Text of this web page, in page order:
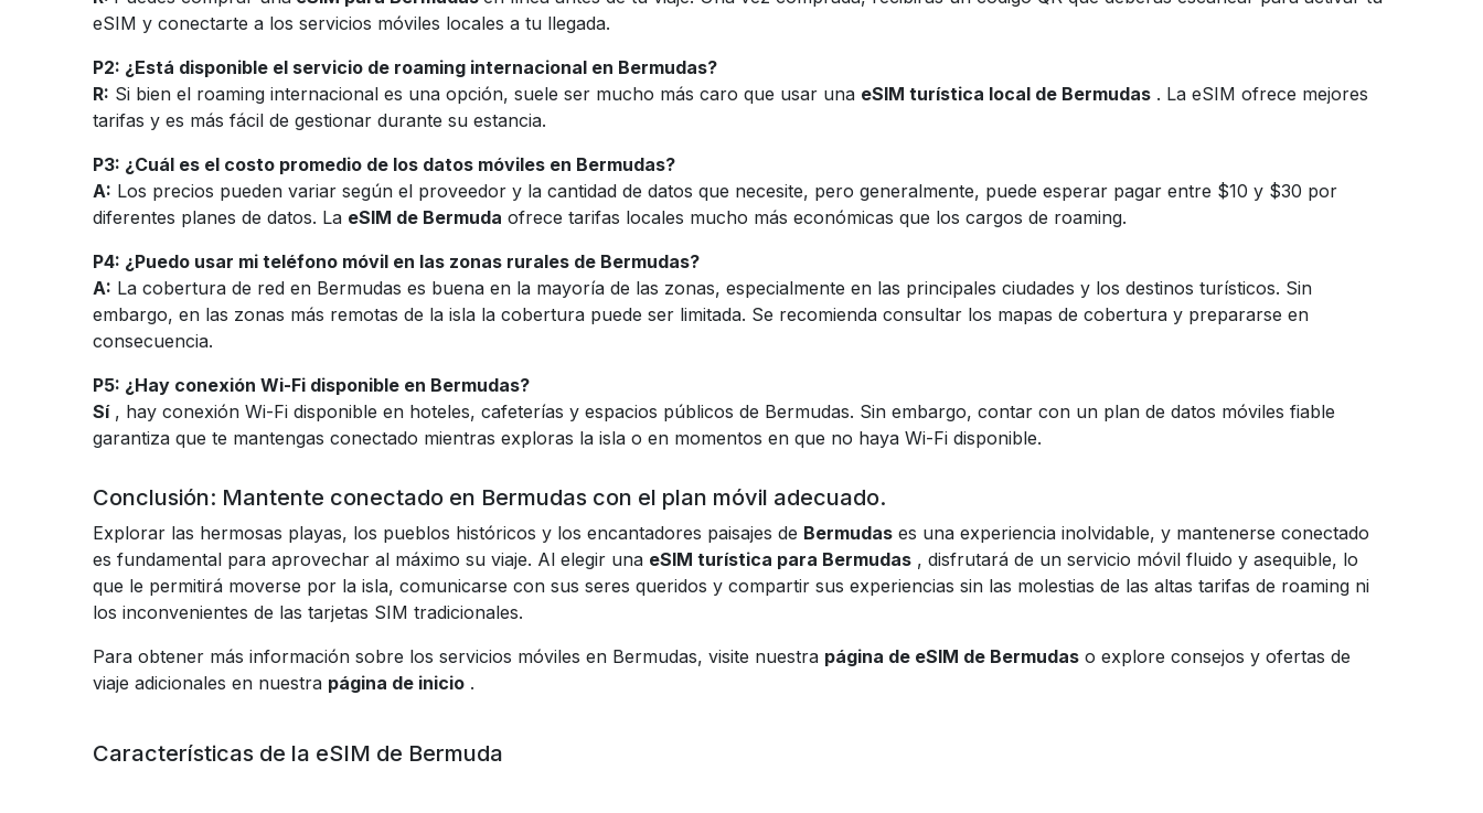
eSIM y conectarte a los servicios móviles locales a tu llegada.
P2: ¿Está disponible el servicio de roaming internacional en Bermudas?
R: Si bien el roaming internacional es una opción, suele ser mucho más caro que usar una eSIM turística local de Bermudas . La eSIM ofrece mejores
tarifas y es más fácil de gestionar durante su estancia.
P3: ¿Cuál es el costo promedio de los datos móviles en Bermudas?
A: Los precios pueden variar según el proveedor y la cantidad de datos que necesite, pero generalmente, puede esperar pagar entre $10 y $30 por
diferentes planes de datos. La eSIM de Bermuda ofrece tarifas locales mucho más económicas que los cargos de roaming.
P4: ¿Puedo usar mi teléfono móvil en las zonas rurales de Bermudas?
A: La cobertura de red en Bermudas es buena en la mayoría de las zonas, especialmente en las principales ciudades y los destinos turísticos. Sin
embargo, en las zonas más remotas de la isla la cobertura puede ser limitada. Se recomienda consultar los mapas de cobertura y prepararse en
consecuencia.
P5: ¿Hay conexión Wi-Fi disponible en Bermudas?
Sí , hay conexión Wi-Fi disponible en hoteles, cafeterías y espacios públicos de Bermudas. Sin embargo, contar con un plan de datos móviles fiable
garantiza que te mantengas conectado mientras exploras la isla o en momentos en que no haya Wi-Fi disponible.
Conclusión: Mantente conectado en Bermudas con el plan móvil adecuado.
Explorar las hermosas playas, los pueblos históricos y los encantadores paisajes de Bermudas es una experiencia inolvidable, y mantenerse conectado
es fundamental para aprovechar al máximo su viaje. Al elegir una eSIM turística para Bermudas , disfrutará de un servicio móvil fluido y asequible, lo
que le permitirá moverse por la isla, comunicarse con sus seres queridos y compartir sus experiencias sin las molestias de las altas tarifas de roaming ni
los inconvenientes de las tarjetas SIM tradicionales.
Para obtener más información sobre los servicios móviles en Bermudas, visite nuestra página de eSIM de Bermudas o explore consejos y ofertas de
viaje adicionales en nuestra página de inicio .
Características de la eSIM de Bermuda